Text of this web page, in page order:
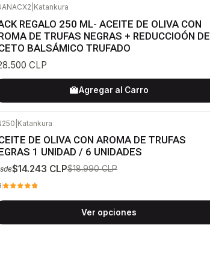
Katankura
REGALO 250 ML- ACEITE DE OLIVA CON
DE TRUFAS NEGRAS + REDUCCIOÓN DE
BALSÁMICO TRUFADO
CLP
Agregar al Carro
Katankura
DE OLIVA CON AROMA DE TRUFAS
1 UNIDAD / 6 UNIDADES
$14.243 CLP$18.990 CLP
Ver opciones